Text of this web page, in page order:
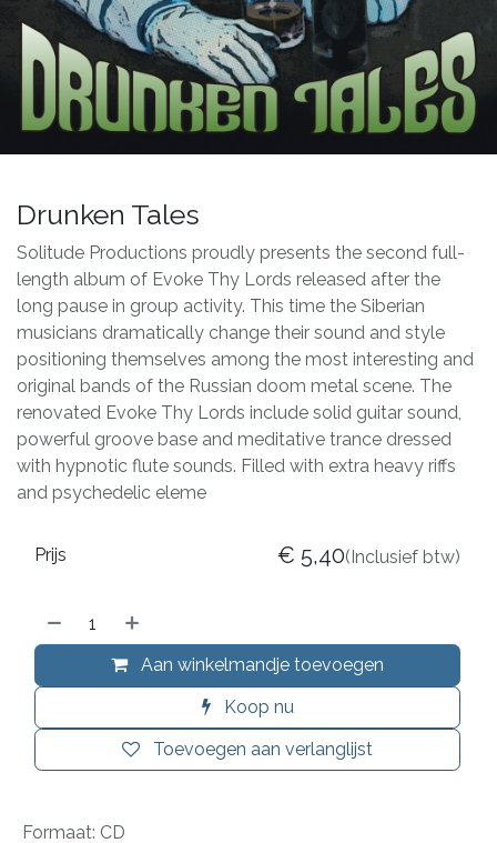
Drunken Tales
Solitude Productions proudly presents the second full-
length album of Evoke Thy Lords released after the
long pause in group activity. This time the Siberian
musicians dramatically change their sound and style
positioning themselves among the most interesting and
original bands of the Russian doom metal scene. The
renovated Evoke Thy Lords include solid guitar sound,
powerful groove base and meditative trance dressed
with hypnotic flute sounds. Filled with extra heavy riffs
and psychedelic eleme
Aan winkelmandje toevoegen
Koop nu
Toevoegen aan verlanglijst
Prijs € 5,40(Inclusief btw)
Formaat: CD